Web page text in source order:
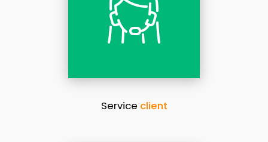
Service client